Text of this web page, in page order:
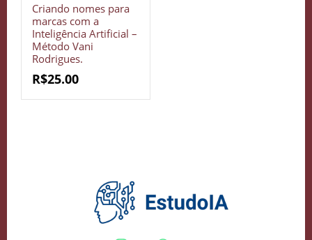
Criando nomes para
marcas com a
Inteligência Artificial –
Método Vani
Rodrigues.
R$25.00
Crie seu Avatar com Inteligência Artificial